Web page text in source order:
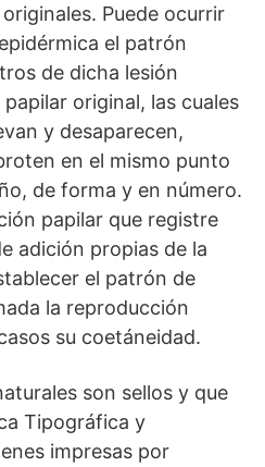
Puede ocurrir
el patrón
de dicha lesión
original, las cuales
y desaparecen,
en el mismo punto
de forma y en número.
papilar que registre
adición propias de la
el patrón de
la reproducción
su coetáneidad.
son sellos y que
Tipográfica y
impresas por